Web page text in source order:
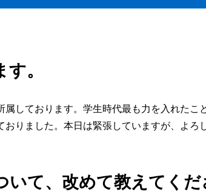
。
ております。学生時代最も力を入れたこと
りました。本日は緊張していますが、よろ
て、改めて教えてくだ